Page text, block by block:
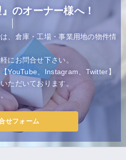
のオーナー様へ！
、倉庫・工場・事業用地の物件情
にお問合せ下さい。
YouTube、Instagram、Twitter】
ただいております。
せフォーム